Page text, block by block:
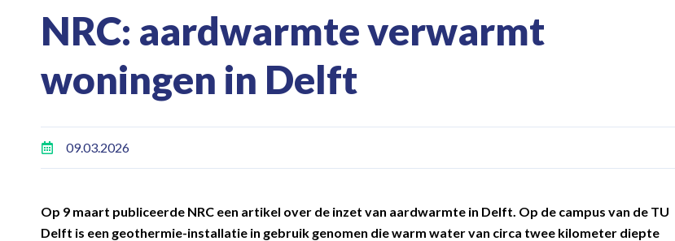
NRC: aardwarmte verwarmt
woningen in Delft
09.03.2026
Op 9 maart publiceerde NRC een artikel over de inzet van aardwarmte in Delft. Op de campus van de TU
Delft is een geothermie-installatie in gebruik genomen die warm water van circa twee kilometer diepte